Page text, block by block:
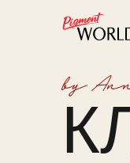
Офлайн-